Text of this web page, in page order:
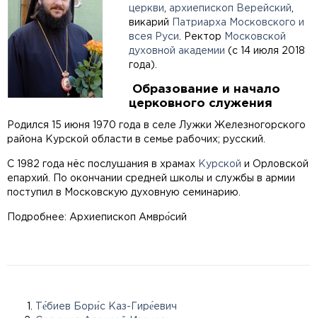
церкви
архиепископ Верейский
викарий
Патриарха Московского и
всея Руси . Ректор
Московской
духовной академии (c 14 июля 2018
года).
Образование и начало
церковного служения
Родился 15 июня 1970 года в селе Лужки Железногорского
района Курской области в семье рабочих; русский.
С 1982 года нёс послушания в храмах Курской и Орловской
епархий. По окончании средней школы и службы в армии
поступил в Московскую духовную семинарию.
Подробнее: Архиепископ Амвро́сий
Те́биев Бори́с Каз-Гире́евич